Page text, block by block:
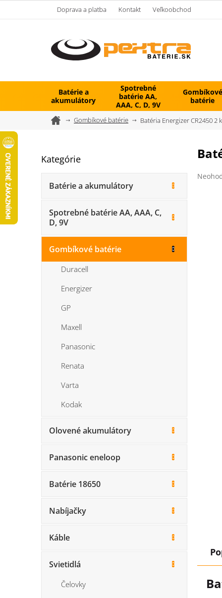
Doprava a platba Kontakt Veľkoobchod
Batérie a
akumulátory
Spotrebné
batérie AA,
AAA, C, D, 9V
Gombíkové
batérie
DomovGombíkové batérie Batéria Energizer CR2450 2
o
č
e
Preskočiť
Kategórie
Batérie a akumulátory
Spotrebné batérie AA, AAA, C,
D, 9V
Gombíkové batérie
Duracell
Energizer
GP
Maxell
Panasonic
Renata
Varta
Kodak
Olovené akumulátory
Panasonic eneloop
Batérie 18650
Nabíjačky
Káble
Svietidlá
Čelovky